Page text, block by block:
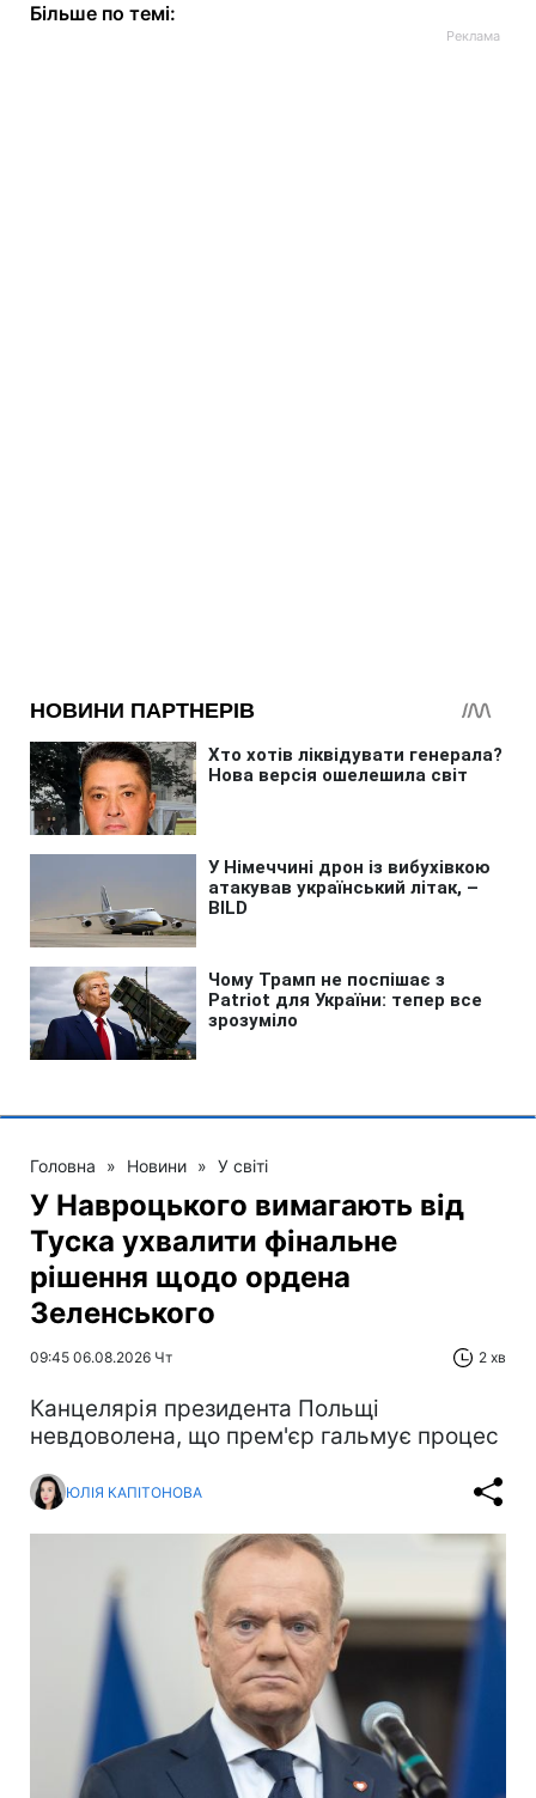
Більше по темі:
Головна » Новини » У світі
У Навроцького вимагають від
Туска ухвалити фінальне
рішення щодо ордена
Зеленського
09:45 06.08.2026 Чт 2 хв
Канцелярія президента Польщі
невдоволена, що прем'єр гальмує процес
ЮЛІЯ КАПІТОНОВА